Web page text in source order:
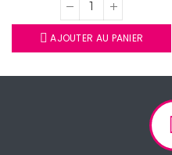
AJOUTER AU PANIER